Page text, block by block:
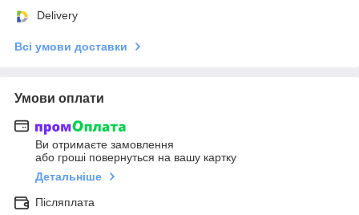
Delivery
Всі умови доставки
Умови оплати
Ви отримаєте замовлення
або гроші повернуться на вашу картку
Детальніше
Післяплата